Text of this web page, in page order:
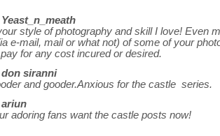
Yeast_n_meath
style of photography and skill I love! Even
e-mail, mail or what not) of some of your
for any cost incured or desired.
don siranni
and gooder.Anxious for the castle series.
ariun
adoring fans want the castle posts now!